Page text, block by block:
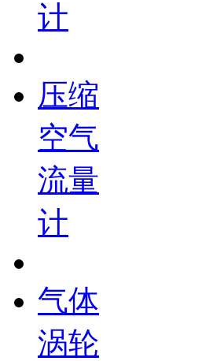
计
压缩
空气
流量
计
气体
涡轮